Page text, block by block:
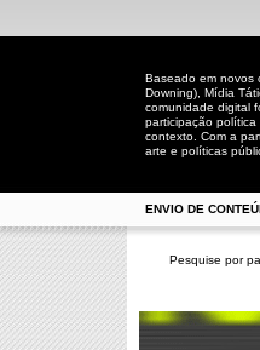
Baseado em novos
Downing), Mídia
comunidade digital
participação
contexto. Com a
arte e políticas
ENVIO DE
Pesquise por